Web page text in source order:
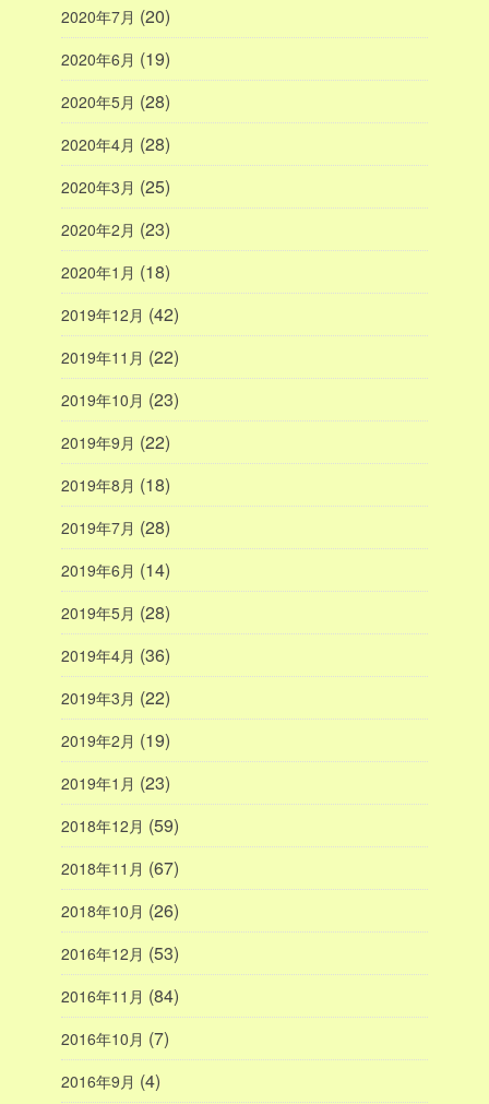
2020年7月 (20)
2020年6月 (19)
2020年5月 (28)
2020年4月 (28)
2020年3月 (25)
2020年2月 (23)
2020年1月 (18)
2019年12月 (42)
2019年11月 (22)
2019年10月 (23)
2019年9月 (22)
2019年8月 (18)
2019年7月 (28)
2019年6月 (14)
2019年5月 (28)
2019年4月 (36)
2019年3月 (22)
2019年2月 (19)
2019年1月 (23)
2018年12月 (59)
2018年11月 (67)
2018年10月 (26)
2016年12月 (53)
2016年11月 (84)
2016年10月 (7)
2016年9月 (4)